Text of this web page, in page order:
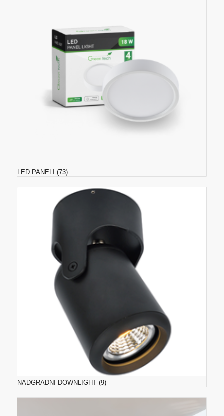
LED PANELI (73)
NADGRADNI DOWNLIGHT (9)